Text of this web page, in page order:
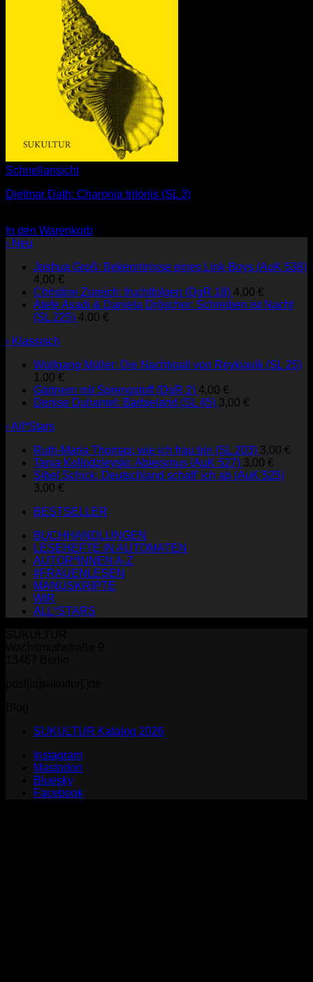
Schnellansicht
Dietmar Dath: Charonia tritonis (SL 3)
In den Warenkorb
› Neu
Joshua Groß: Bekenntnisse eines Link-Boys (AuK 538)
4,00 €
Christine Zureich: fruchtfolgen (DgR 18) 4,00 €
Atefe Asadi & Daniela Dröscher: Schreiben ist Nacht
(SL 225) 4,00 €
› Klassisch
Wolfgang Müller: Die Nachtigall von Reykjavík (SL 25)
1,00 €
Gärtnern mit Sprengstoff (DgR 2) 4,00 €
Denise Duhamel: Barbieland (SL 45) 3,00 €
› All*Stars
Ruth-Maria Thomas: wie ich frau bin (SL 203) 3,00 €
Tanja Kollodzieyski: Ableismus (AuK 527) 3,00 €
Sibel Schick: Deutschland schaff' ich ab (AuK 525)
3,00 €
BESTSELLER
BUCHHANDLUNGEN
LESEHEFTE IN AUTOMATEN
AUTOR*INNEN A-Z
#FRAUENLESEN
MANUSKRIPTE
WIR
ALL*STARS
SUKULTUR Katalog 2026
Instagram
Mastodon
Bluesky
Facebook